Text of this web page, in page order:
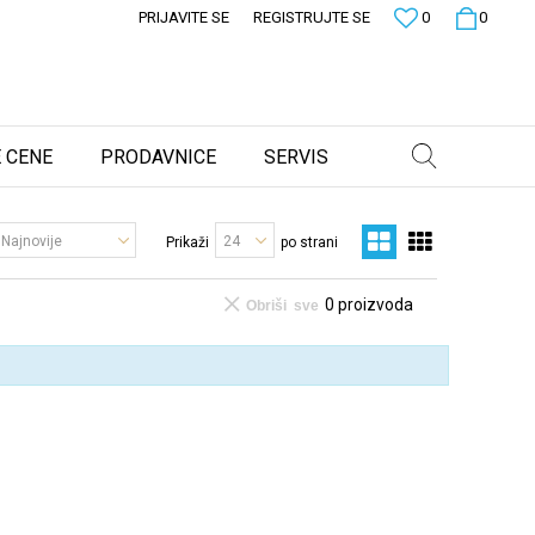
0
0
PRIJAVITE SE REGISTRUJTE SE
PRODAVNICE SERVIS
Prikaži po strani
0 proizvoda
Obriši sve